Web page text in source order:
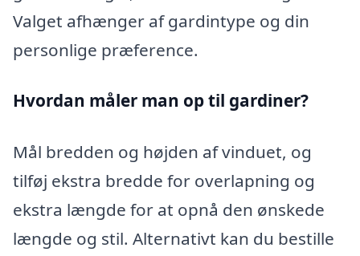
Valget afhænger af gardintype og din
personlige præference.
Hvordan måler man op til gardiner?
Mål bredden og højden af vinduet, og
tilføj ekstra bredde for overlapning og
ekstra længde for at opnå den ønskede
længde og stil. Alternativt kan du bestille